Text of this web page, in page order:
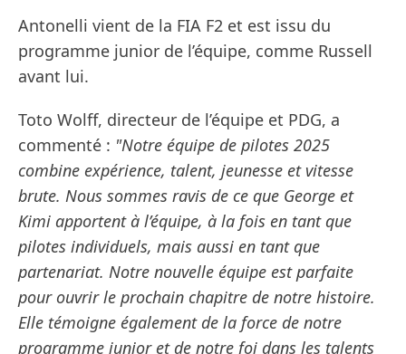
Antonelli vient de la FIA F2 et est issu du
programme junior de l’équipe, comme Russell
avant lui.
Toto Wolff, directeur de l’équipe et PDG, a
commenté : "Notre équipe de pilotes 2025
combine expérience, talent, jeunesse et vitesse
brute. Nous sommes ravis de ce que George et
Kimi apportent à l’équipe, à la fois en tant que
pilotes individuels, mais aussi en tant que
partenariat. Notre nouvelle équipe est parfaite
pour ouvrir le prochain chapitre de notre histoire.
Elle témoigne également de la force de notre
programme junior et de notre foi dans les talents